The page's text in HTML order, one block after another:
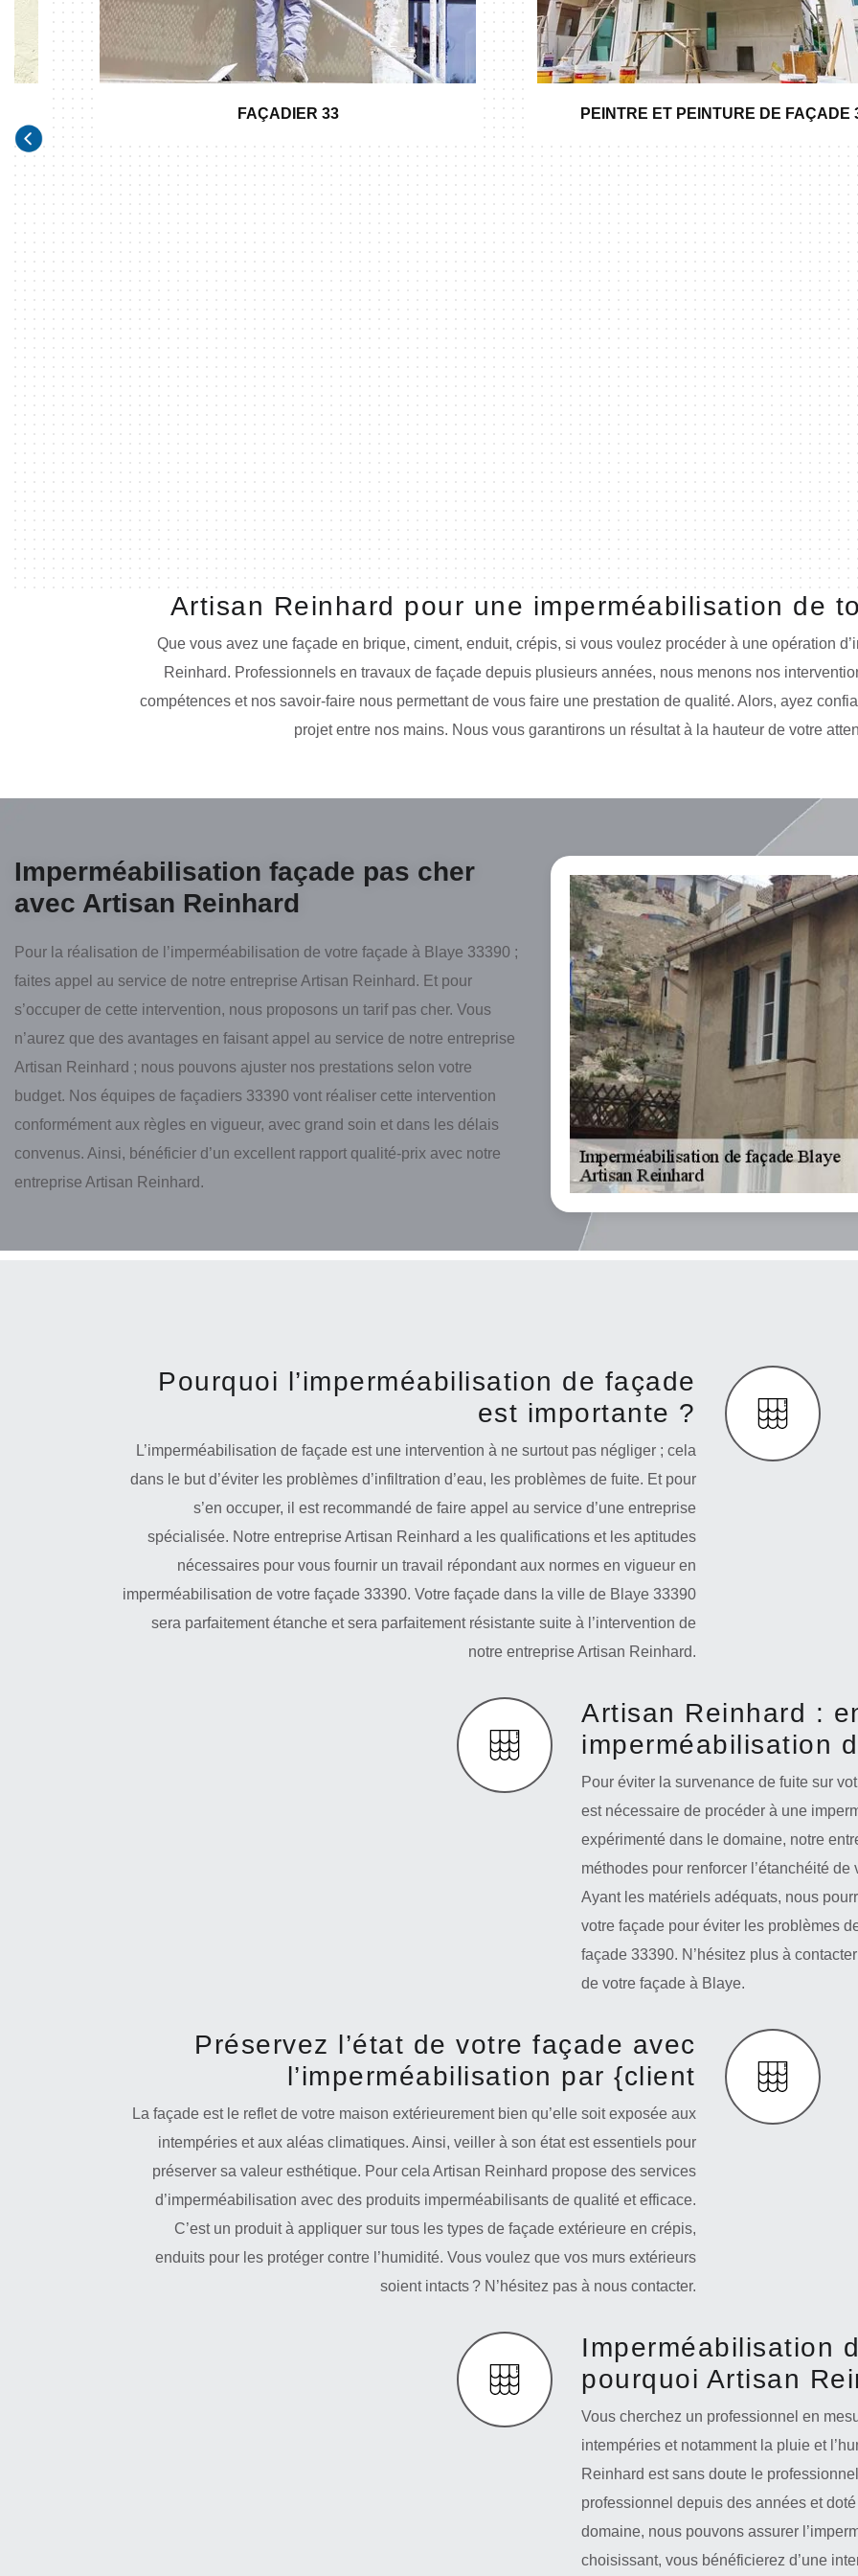
FAÇADIER 33 PEINTRE ET PEINTURE DE FAÇADE
Artisan Reinhard pour une imperméabilisation de
Que vous avez une façade en brique, ciment, enduit, crépis, si vous voulez procéder à une opération
Reinhard. Professionnels en travaux de façade depuis plusieurs années, nous menons nos
compétences et nos savoir-faire nous permettant de vous faire une prestation de qualité. Alors, ayez
projet entre nos mains. Nous vous garantirons un résultat à la hauteur de votre
Imperméabilisation façade pas cher
avec Artisan Reinhard
Pour la réalisation de l’imperméabilisation de votre façade à Blaye 33390 ;
faites appel au service de notre entreprise Artisan Reinhard. Et pour
s’occuper de cette intervention, nous proposons un tarif pas cher. Vous
n’aurez que des avantages en faisant appel au service de notre entreprise
Artisan Reinhard ; nous pouvons ajuster nos prestations selon votre
budget. Nos équipes de façadiers 33390 vont réaliser cette intervention
conformément aux règles en vigueur, avec grand soin et dans les délais
convenus. Ainsi, bénéficier d’un excellent rapport qualité-prix avec notre
entreprise Artisan Reinhard.
Pourquoi l’imperméabilisation de façade
est importante ?
L’imperméabilisation de façade est une intervention à ne surtout pas négliger ; cela
dans le but d’éviter les problèmes d’infiltration d’eau, les problèmes de fuite. Et pour
s’en occuper, il est recommandé de faire appel au service d’une entreprise
spécialisée. Notre entreprise Artisan Reinhard a les qualifications et les aptitudes
nécessaires pour vous fournir un travail répondant aux normes en vigueur en
imperméabilisation de votre façade 33390. Votre façade dans la ville de Blaye 33390
sera parfaitement étanche et sera parfaitement résistante suite à l’intervention de
notre entreprise Artisan Reinhard.
Artisan Reinhard :
imperméabilisation
Pour éviter la survenance de fuite sur
est nécessaire de procéder à une
expérimenté dans le domaine, notre
méthodes pour renforcer l’étanchéité
Ayant les matériels adéquats, nous
votre façade pour éviter les problèmes
façade 33390. N’hésitez plus à
de votre façade à Blaye.
Préservez l’état de votre façade avec
l’imperméabilisation par {client
La façade est le reflet de votre maison extérieurement bien qu’elle soit exposée aux
intempéries et aux aléas climatiques. Ainsi, veiller à son état est essentiels pour
préserver sa valeur esthétique. Pour cela Artisan Reinhard propose des services
d’imperméabilisation avec des produits imperméabilisants de qualité et efficace.
C’est un produit à appliquer sur tous les types de façade extérieure en crépis,
enduits pour les protéger contre l’humidité. Vous voulez que vos murs extérieurs
soient intacts ? N’hésitez pas à nous contacter.
Imperméabilisation
pourquoi Artisan
Vous cherchez un professionnel en
intempéries et notamment la pluie et
Reinhard est sans doute le
professionnel depuis des années et
domaine, nous pouvons assurer
choisissant, vous bénéficierez d’une